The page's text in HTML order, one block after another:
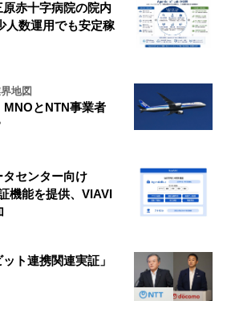
赤十字病院の院内
人数運用でも安定稼
地図
とNTN事業者
センター向け
機能を提供、VIAVI
ト連携関連実証」